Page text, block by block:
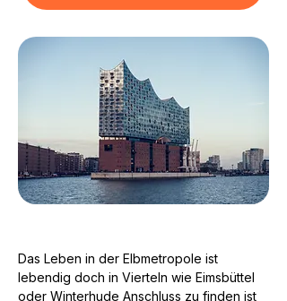
Das Leben in der Elbmetropole ist
lebendig doch in Vierteln wie Eimsbüttel
oder Winterhude Anschluss zu finden ist